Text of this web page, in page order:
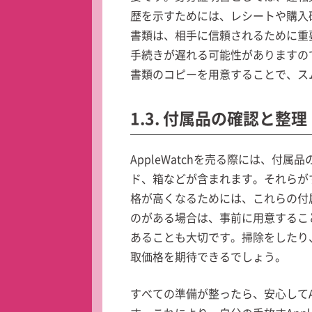
歴を示すためには、レシートや購
書類は、相手に信頼されるために
手続きが遅れる可能性があります
書類のコピーを用意することで、
1.3. 付属品の確認と整理
AppleWatchを売る際には、付属品
ド、箱などが含まれます。それら
格が高くなるためには、これらの
のがある場合は、事前に用意する
あることも大切です。掃除をした
取価格を期待できるでしょう。
すべての準備が整ったら、安心し